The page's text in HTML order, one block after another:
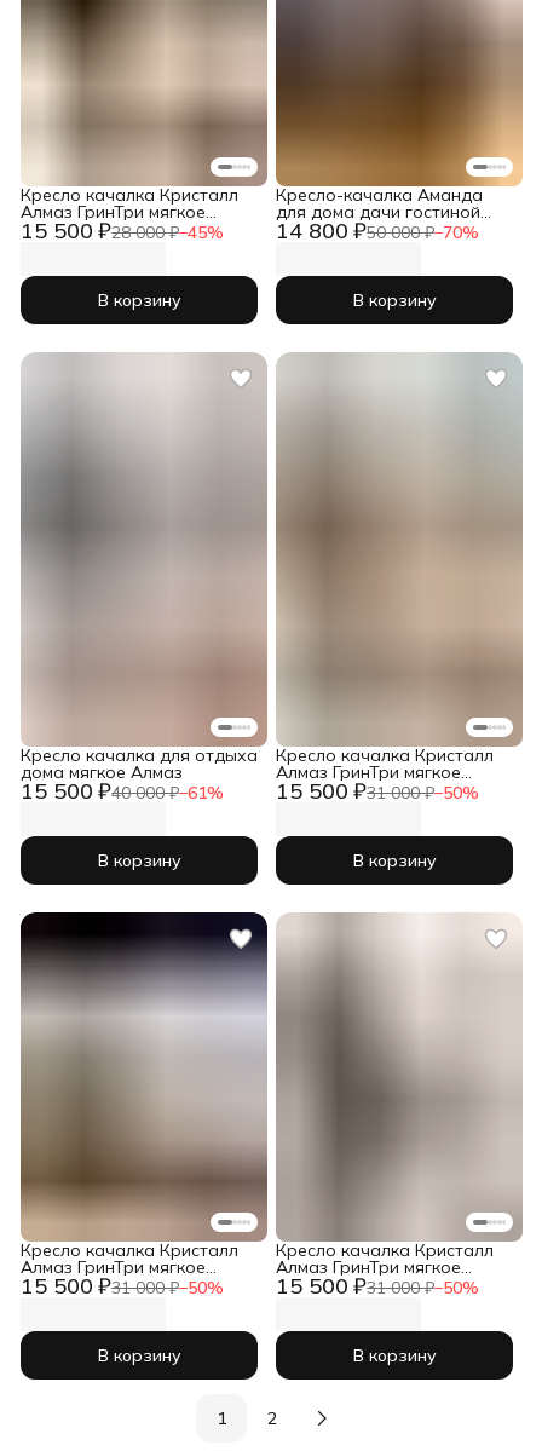
15 500 ₽28 000 ₽−45%
Кресло качалка Кристалл
Алмаз ГринТри мягкое
садовое для дома дачи
кухни
В корзину
14 800 ₽50 000 ₽−70%
Кресло-качалка Аманда
для дома дачи гостиной
мягкое
В корзину
15 500 ₽40 000 ₽−61%
Кресло качалка для отдыха
дома мягкое Алмаз
В корзину
15 500 ₽31 000 ₽−50%
Кресло качалка Кристалл
Алмаз ГринТри мягкое
садовое для дома дачи
В корзину
15 500 ₽31 000 ₽−50%
Кресло качалка Кристалл
Алмаз ГринТри мягкое
садовое для дома дачи
В корзину
15 500 ₽31 000 ₽−50%
Кресло качалка Кристалл
Алмаз ГринТри мягкое
садовое для дома дачи
В корзину
1 2